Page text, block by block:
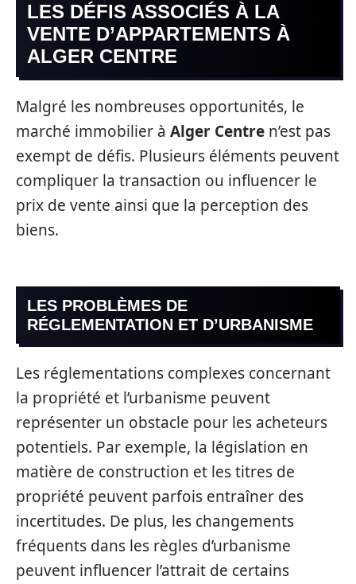
LES DÉFIS ASSOCIÉS À LA
VENTE D’APPARTEMENTS À
ALGER CENTRE
Malgré les nombreuses opportunités, le
marché immobilier à Alger Centre n’est pas
exempt de défis. Plusieurs éléments peuvent
compliquer la transaction ou influencer le
prix de vente ainsi que la perception des
biens.
LES PROBLÈMES DE
RÉGLEMENTATION ET D’URBANISME
Les réglementations complexes concernant
la propriété et l’urbanisme peuvent
représenter un obstacle pour les acheteurs
potentiels. Par exemple, la législation en
matière de construction et les titres de
propriété peuvent parfois entraîner des
incertitudes. De plus, les changements
fréquents dans les règles d’urbanisme
peuvent influencer l’attrait de certains